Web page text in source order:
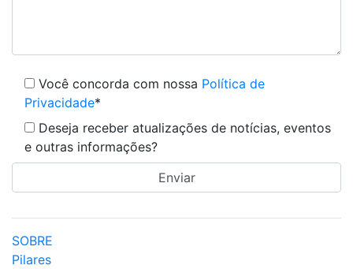
Você concorda com nossa Política de
Privacidade*
Deseja receber atualizações de notícias, eventos
e outras informações?
SOBRE
Pilares